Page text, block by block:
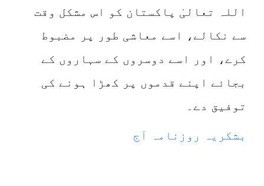
اللہ تعالیٰ پاکستان کو اس مشکل وقت
سے نکالے، اسے معاشی طور پر مضبوط
کرے، اور اسے دوسروں کے سہاروں کے
بجائے اپنے قدموں پر کھڑا ہونے کی
توفیق دے۔
بشکریہ روزنامہ آج